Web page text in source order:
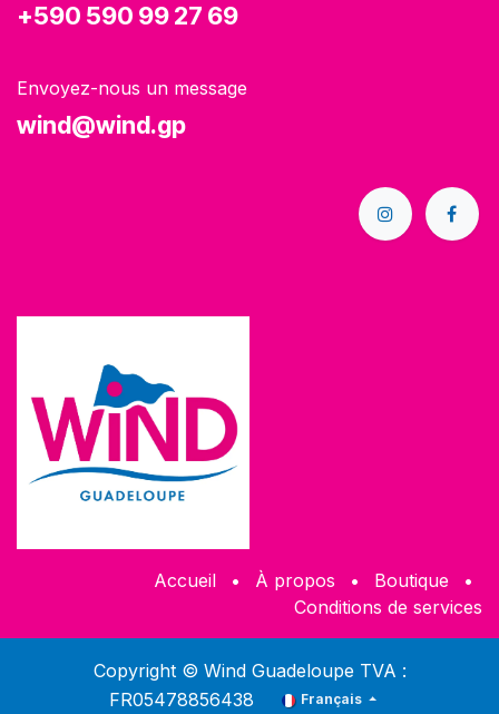
+590 590 99 27 69
Envoyez-nous un message
wind@wind.gp
Accueil • À propos • Boutique
•
Conditions de services
Copyright © Wind Guadeloupe TVA :
FR05478856438
Français